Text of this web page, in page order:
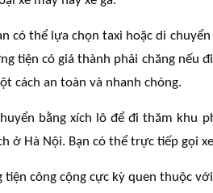
có thể lựa chọn taxi hoặc di
tiện có giá thành phải chăng nếu
cách an toàn và nhanh chóng.
bằng xích lô để đi thăm khu
ở Hà Nội. Bạn có thể trực tiếp gọi
công cộng cực kỳ quen thuộc